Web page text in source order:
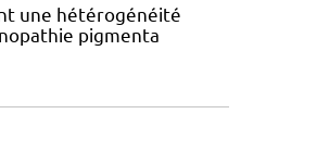
une hétérogénéité
pigmenta